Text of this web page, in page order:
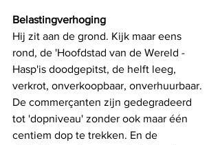
Belastingverhoging
Hij zit aan de grond. Kijk maar eens
rond, de 'Hoofdstad van de Wereld -
Hasp'is doodgepitst, de helft leeg,
verkrot, onverkoopbaar, onverhuurbaar.
De commerçanten zijn gedegradeerd
tot 'dopniveau' zonder ook maar één
centiem dop te trekken. En de